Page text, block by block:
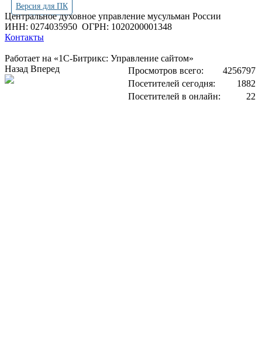
Версия для ПК
Центральное духовное управление мусульман России
ИНН: 0274035950 ОГРН: 1020200001348
Контакты
Работает на «1С-Битрикс: Управление сайтом»
Просмотров всего:
4256797
Посетителей сегодня:
1882
Посетителей в онлайн:
22
Назад Вперед